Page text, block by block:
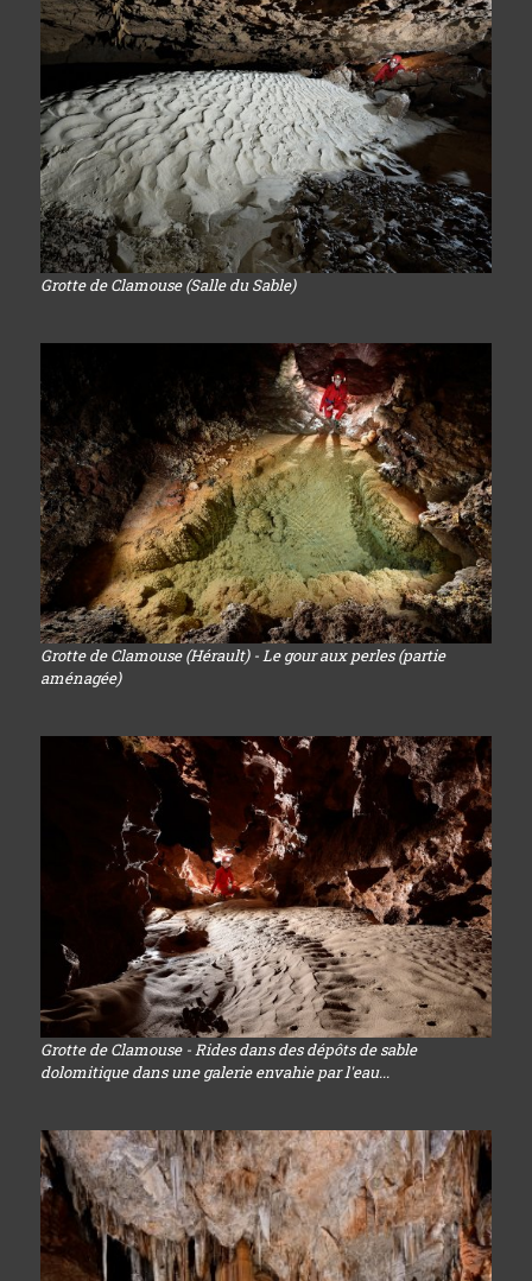
Grotte de Clamouse (Salle du Sable)
Grotte de Clamouse (Hérault) - Le gour aux perles (partie
aménagée)
Grotte de Clamouse - Rides dans des dépôts de sable
dolomitique dans une galerie envahie par l'eau...